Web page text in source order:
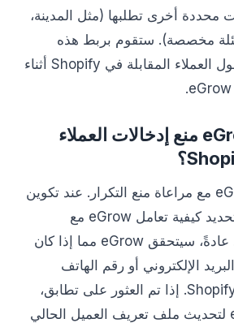
محددة أخرى تطلبها (مثل المدينة،
أسئلة مخصصة). ستقوم بربط هذه
الحقول مباشرة بحقول العملاء المقابلة في Shopify أثناء
هل يمكن لـ eGrow منع إدخالات العملاء
نعم، تم تصميم eGrow مع مراعاة منع التكرار. عند تكوين
سير العمل، يمكنك تحديد كيفية تعامل eGrow مع
السجلات الموجودة. عادةً، سيتحقق eGrow مما إذا كان
الإلكتروني أو رقم الهاتف
موجوداً بالفعل في Shopify. إذا تم العثور على تطابق،
يمكن تكوين eGrow لتحديث ملف تعريف العميل الحالي